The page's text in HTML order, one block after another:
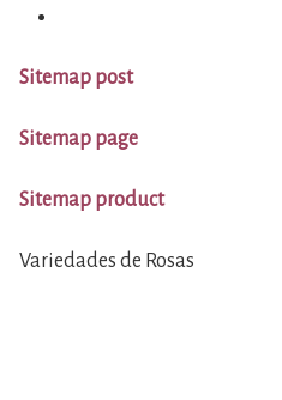
Sitemap post
Sitemap page
Sitemap product
Variedades de Rosas